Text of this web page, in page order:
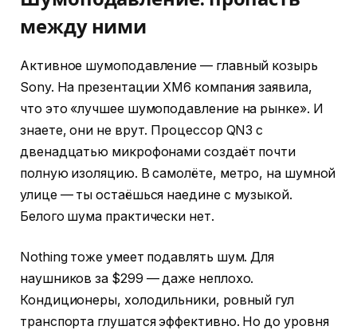
между ними
Активное шумоподавление — главный козырь
Sony. На презентации XM6 компания заявила,
что это «лучшее шумоподавление на рынке». И
знаете, они не врут. Процессор QN3 с
двенадцатью микрофонами создаёт почти
полную изоляцию. В самолёте, метро, на шумной
улице — ты остаёшься наедине с музыкой.
Белого шума практически нет.
Nothing тоже умеет подавлять шум. Для
наушников за $299 — даже неплохо.
Кондиционеры, холодильники, ровный гул
транспорта глушатся эффективно. Но до уровня